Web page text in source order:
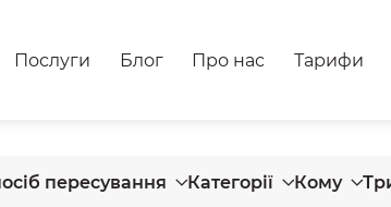
Послуги Блог Про нас Тарифи
пересування Категорії Кому